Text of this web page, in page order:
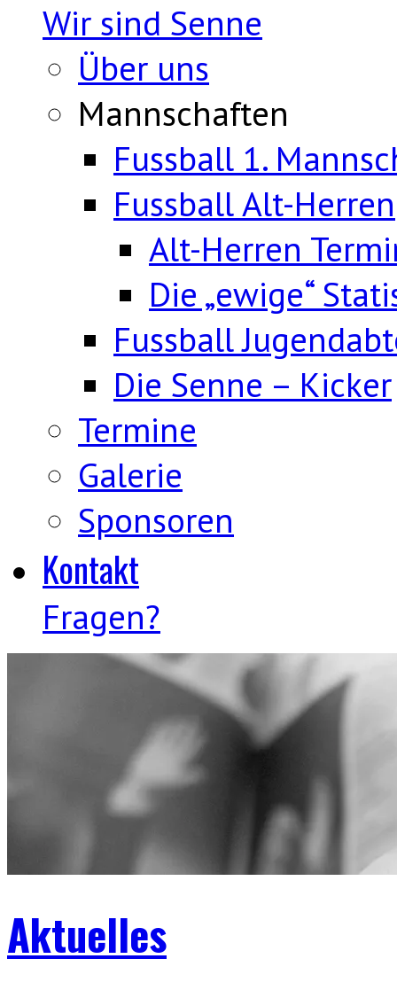
Wir sind Senne
Über uns
Mannschaften
Fussball 1.
Fussball Alt-Herren
Alt-Herren
Die „ewige“
Fussball
Die Senne – Kicker
Termine
Galerie
Sponsoren
Kontakt
Fragen?
Aktuelles